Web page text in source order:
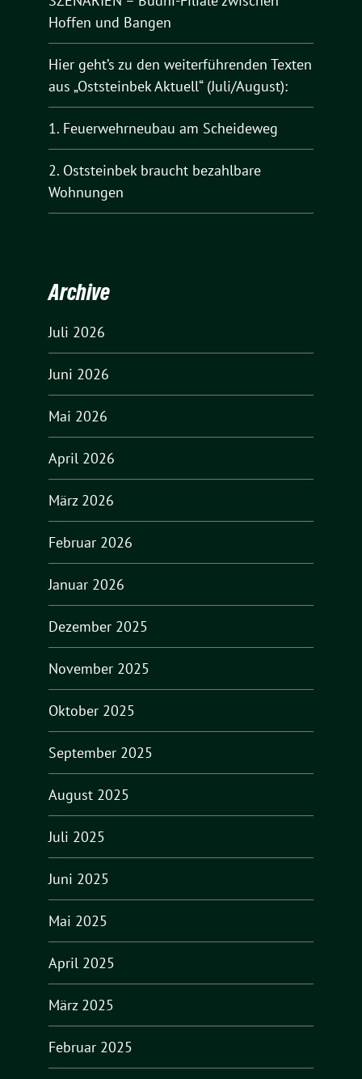
Hoffen und Bangen
Hier geht’s zu den weiterführenden Texten
aus „Oststeinbek Aktuell“ (Juli/August):
1. Feuerwehrneubau am Scheideweg
2. Oststeinbek braucht bezahlbare
Wohnungen
Archive
Juli 2026
Juni 2026
Mai 2026
April 2026
März 2026
Februar 2026
Januar 2026
Dezember 2025
November 2025
Oktober 2025
September 2025
August 2025
Juli 2025
Juni 2025
Mai 2025
April 2025
März 2025
Februar 2025